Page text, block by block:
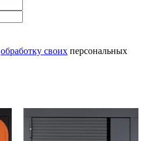
обработку своих персональных